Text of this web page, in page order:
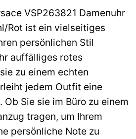
VSP263821 Damenuhr
Rot ist ein vielseitiges
persönlichen Stil
auffälliges rotes
zu einem echten
jedem Outfit eine
Sie sie im Büro zu einem
tragen, um Ihrem
persönliche Note zu